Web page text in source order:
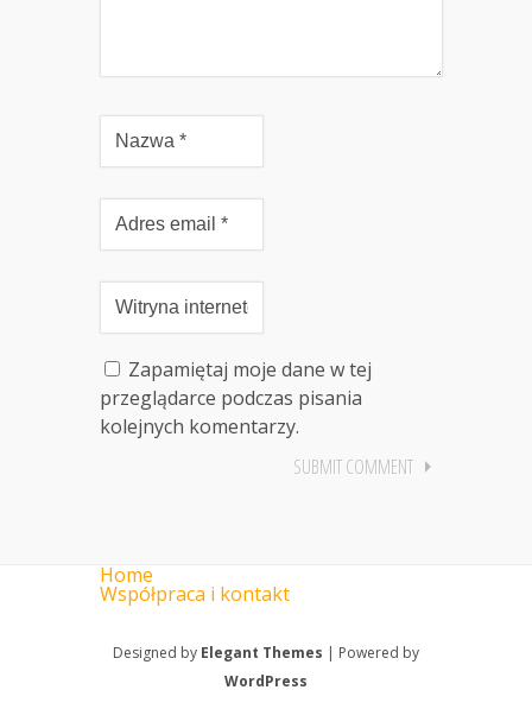
Zapamiętaj moje dane w tej
przeglądarce podczas pisania
kolejnych komentarzy.
Home
Współpraca i kontakt
Designed by Elegant Themes | Powered by
WordPress